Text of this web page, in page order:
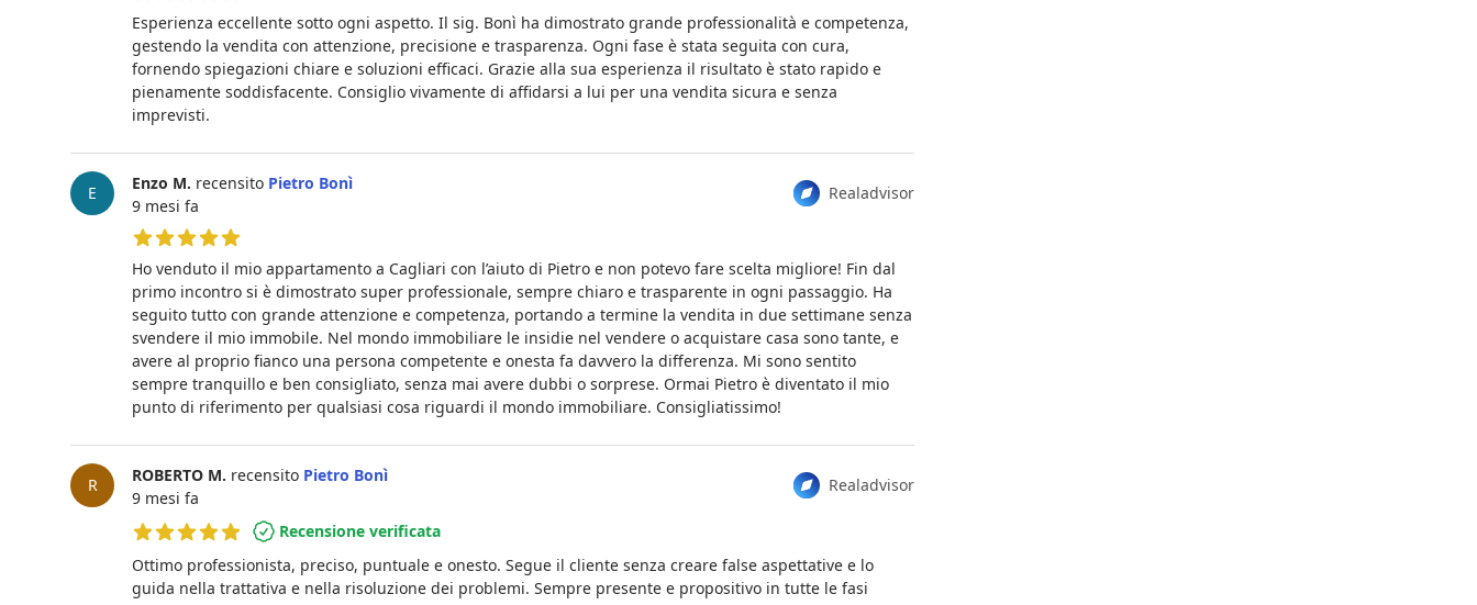
5 su 5 stelle
Esperienza eccellente sotto ogni aspetto. Il sig. Bonì ha dimostrato grande professionalità e competenza,
gestendo la vendita con attenzione, precisione e trasparenza. Ogni fase è stata seguita con cura,
fornendo spiegazioni chiare e soluzioni efficaci. Grazie alla sua esperienza il risultato è stato rapido e
pienamente soddisfacente. Consiglio vivamente di affidarsi a lui per una vendita sicura e senza
imprevisti.
E Realadvisor
Enzo M. recensito Pietro Bonì
9 mesi fa
5 su 5 stelle
Ho venduto il mio appartamento a Cagliari con l’aiuto di Pietro e non potevo fare scelta migliore! Fin dal
primo incontro si è dimostrato super professionale, sempre chiaro e trasparente in ogni passaggio. Ha
seguito tutto con grande attenzione e competenza, portando a termine la vendita in due settimane senza
svendere il mio immobile. Nel mondo immobiliare le insidie nel vendere o acquistare casa sono tante, e
avere al proprio fianco una persona competente e onesta fa davvero la differenza. Mi sono sentito
sempre tranquillo e ben consigliato, senza mai avere dubbi o sorprese. Ormai Pietro è diventato il mio
punto di riferimento per qualsiasi cosa riguardi il mondo immobiliare. Consigliatissimo!
R Realadvisor
ROBERTO M. recensito Pietro Bonì
9 mesi fa
Recensione verificata
5 su 5 stelle
Ottimo professionista, preciso, puntuale e onesto. Segue il cliente senza creare false aspettative e lo
guida nella trattativa e nella risoluzione dei problemi. Sempre presente e propositivo in tutte le fasi